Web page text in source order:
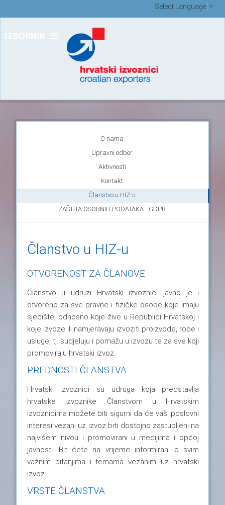
IZBORNIK
Select Language ▼
O nama
Upravni odbor
Aktivnosti
Kontakt
Članstvo u HIZ-u
ZAŠTITA OSOBNIH PODATAKA - GDPR
Članstvo u HIZ-u
OTVORENOST ZA ČLANOVE
Članstvo u udruzi Hrvatski izvoznici javno je i
otvoreno za sve pravne i fizičke osobe koje imaju
sjedište, odnosno koje žive u Republici Hrvatskoj i
koje izvoze ili namjeravaju izvoziti proizvode, robe i
usluge, tj. sudjeluju i pomažu u izvozu te za sve koji
promoviraju hrvatski izvoz.
PREDNOSTI ČLANSTVA
Hrvatski izvoznici su udruga koja predstavlja
hrvatske izvoznike. Članstvom u Hrvatskim
izvoznicima možete biti sigurni da će vaši poslovni
interesi vezani uz izvoz biti dostojno zastupljeni na
najvišem nivou i promovirani u medijima i općoj
javnosti. Bit ćete na vrijeme informirani o svim
važnim pitanjima i temama vezanim uz hrvatski
izvoz.
VRSTE ČLANSTVA